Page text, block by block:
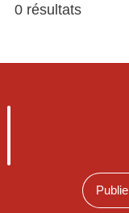
0 résultats